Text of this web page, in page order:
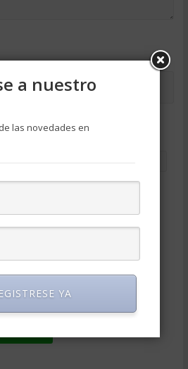
electrónico y web en este
vez que comente.
a nuestro
las novedades en
YA